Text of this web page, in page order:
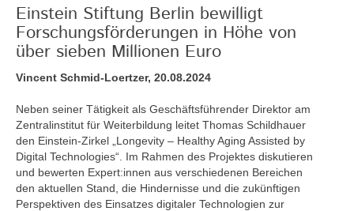
Einstein Stiftung Berlin bewilligt
Forschungsförderungen in Höhe von
über sieben Millionen Euro
Vincent Schmid-Loertzer, 20.08.2024
Neben seiner Tätigkeit als Geschäftsführender Direktor am
Zentralinstitut für Weiterbildung leitet Thomas Schildhauer
den Einstein-Zirkel „Longevity – Healthy Aging Assisted by
Digital Technologies“. Im Rahmen des Projektes diskutieren
und bewerten Expert:innen aus verschiedenen Bereichen
den aktuellen Stand, die Hindernisse und die zukünftigen
Perspektiven des Einsatzes digitaler Technologien zur